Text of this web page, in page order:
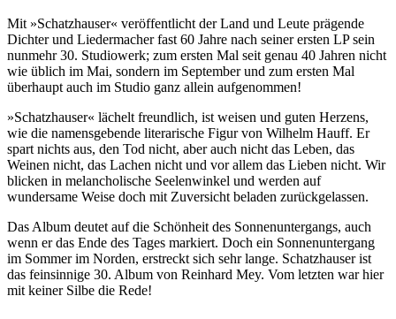
Mit »Schatzhauser« veröffentlicht der Land und Leute prägende
Dichter und Liedermacher fast 60 Jahre nach seiner ersten LP sein
nunmehr 30. Studiowerk; zum ersten Mal seit genau 40 Jahren nicht
wie üblich im Mai, sondern im September und zum ersten Mal
überhaupt auch im Studio ganz allein aufgenommen!
»Schatzhauser« lächelt freundlich, ist weisen und guten Herzens,
wie die namensgebende literarische Figur von Wilhelm Hauff. Er
spart nichts aus, den Tod nicht, aber auch nicht das Leben, das
Weinen nicht, das Lachen nicht und vor allem das Lieben nicht. Wir
blicken in melancholische Seelenwinkel und werden auf
wundersame Weise doch mit Zuversicht beladen zurückgelassen.
Das Album deutet auf die Schönheit des Sonnenuntergangs, auch
wenn er das Ende des Tages markiert. Doch ein Sonnenuntergang
im Sommer im Norden, erstreckt sich sehr lange. Schatzhauser ist
das feinsinnige 30. Album von Reinhard Mey. Vom letzten war hier
mit keiner Silbe die Rede!